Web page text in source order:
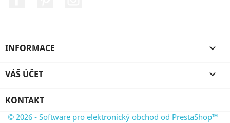
INFORMACE 
VÁŠ ÚČET 
KONTAKT
© 2026 - Software pro elektronický obchod od PrestaShop™